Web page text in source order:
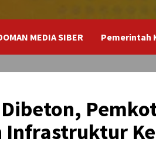
MEDIA SIBER Pemerintah
Infrastruktur